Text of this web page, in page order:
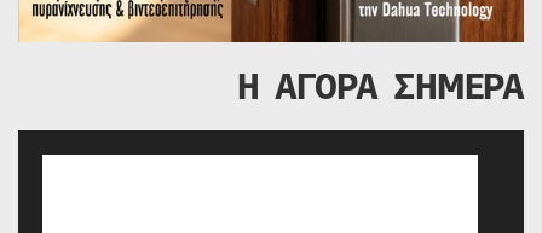
Η ΑΓΟΡΑ ΣΗΜΕΡΑ